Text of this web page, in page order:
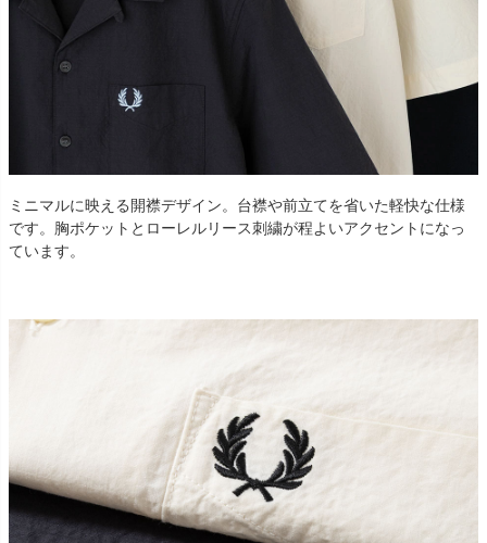
ミニマルに映える開襟デザイン。台襟や前立てを省いた軽快な仕様
です。胸ポケットとローレルリース刺繍が程よいアクセントになっ
ています。